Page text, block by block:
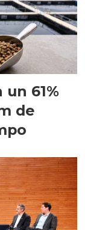
61%
de